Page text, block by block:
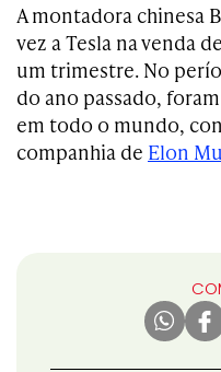
A montadora chinesa
vez a Tesla na venda
um trimestre. No
do ano passado,
em todo o mundo,
companhia de Elon